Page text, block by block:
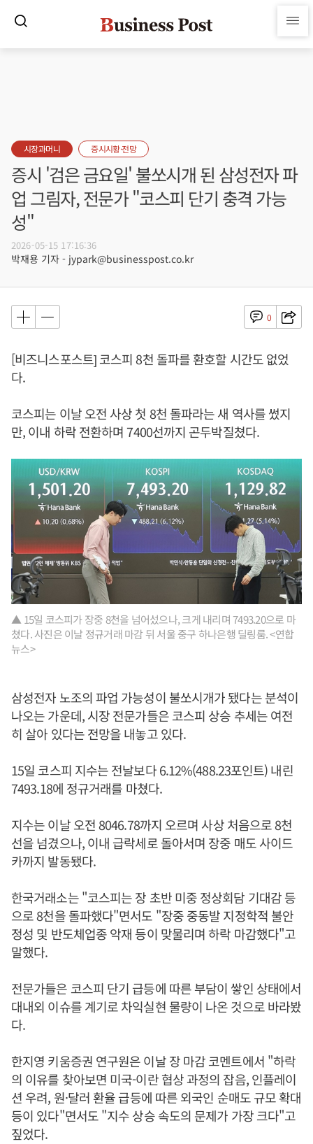
시장과머니 증시시황·전망
증시 '검은 금요일' 불쏘시개 된 삼성전자 파
업 그림자, 전문가 "코스피 단기 충격 가능
성"
2026-05-15 17:16:36
박재용 기자 - jypark@businesspost.co.kr
0
[비즈니스포스트] 코스피 8천 돌파를 환호할 시간도 없었
다.
코스피는 이날 오전 사상 첫 8천 돌파라는 새 역사를 썼지
만, 이내 하락 전환하며 7400선까지 곤두박질쳤다.
▲ 15일 코스피가 장중 8천을 넘어섰으나, 크게 내리며 7493.20으로 마
쳤다. 사진은 이날 정규거래 마감 뒤 서울 중구 하나은행 딜링룸. <연합
뉴스>
삼성전자 노조의 파업 가능성이 불쏘시개가 됐다는 분석이
나오는 가운데, 시장 전문가들은 코스피 상승 추세는 여전
히 살아 있다는 전망을 내놓고 있다.
15일 코스피 지수는 전날보다 6.12%(488.23포인트) 내린
7493.18에 정규거래를 마쳤다.
지수는 이날 오전 8046.78까지 오르며 사상 처음으로 8천
선을 넘겼으나, 이내 급락세로 돌아서며 장중 매도 사이드
카까지 발동됐다.
한국거래소는 "코스피는 장 초반 미중 정상회담 기대감 등
으로 8천을 돌파했다"면서도 "장중 중동발 지정학적 불안
정성 및 반도체업종 악재 등이 맞물리며 하락 마감했다"고
말했다.
전문가들은 코스피 단기 급등에 따른 부담이 쌓인 상태에서
대내외 이슈를 계기로 차익실현 물량이 나온 것으로 바라봤
다.
한지영 키움증권 연구원은 이날 장 마감 코멘트에서 "하락
의 이유를 찾아보면 미국-이란 협상 과정의 잡음, 인플레이
션 우려, 원·달러 환율 급등에 따른 외국인 순매도 규모 확대
등이 있다"면서도 "지수 상승 속도의 문제가 가장 크다"고
짚었다.